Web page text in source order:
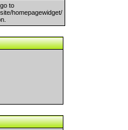
to
homepagewidget/